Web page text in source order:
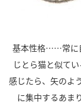
基本性格……常に
じとら猫と似て
感じたら、矢のよ
に集中するあま